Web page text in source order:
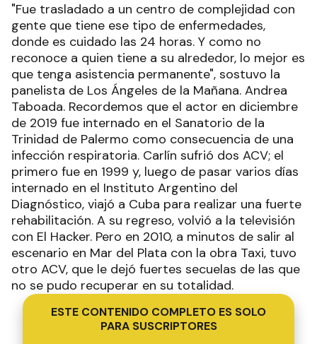
"Fue trasladado a un centro de complejidad con
gente que tiene ese tipo de enfermedades,
donde es cuidado las 24 horas. Y como no
reconoce a quien tiene a su alrededor, lo mejor es
que tenga asistencia permanente", sostuvo la
panelista de Los Ángeles de la Mañana. Andrea
Taboada. Recordemos que el actor en diciembre
de 2019 fue internado en el Sanatorio de la
Trinidad de Palermo como consecuencia de una
infección respiratoria. Carlín sufrió dos ACV; el
primero fue en 1999 y, luego de pasar varios días
internado en el Instituto Argentino del
Diagnóstico, viajó a Cuba para realizar una fuerte
rehabilitación. A su regreso, volvió a la televisión
con El Hacker. Pero en 2010, a minutos de salir al
escenario en Mar del Plata con la obra Taxi, tuvo
otro ACV, que le dejó fuertes secuelas de las que
no se pudo recuperar en su totalidad.
ESTE CONTENIDO COMPLETO ES SOLO
PARA SUSCRIPTORES